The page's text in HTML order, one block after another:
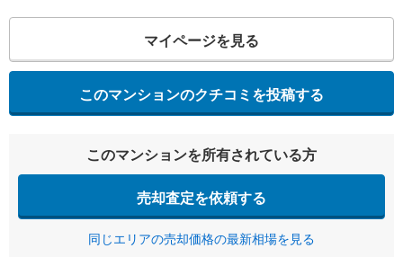
マイページを見る
このマンションのクチコミを投稿する
このマンションを所有されている方
売却査定を依頼する
同じエリアの売却価格の最新相場を見る